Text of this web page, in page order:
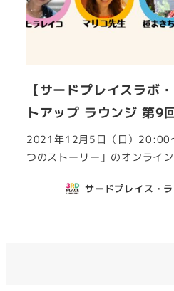
【サードプレイスラボ
トアップ ラウンジ 第9
2021年12月5日（日）20:00
つのストーリー」のオンライ
サードプレイス・